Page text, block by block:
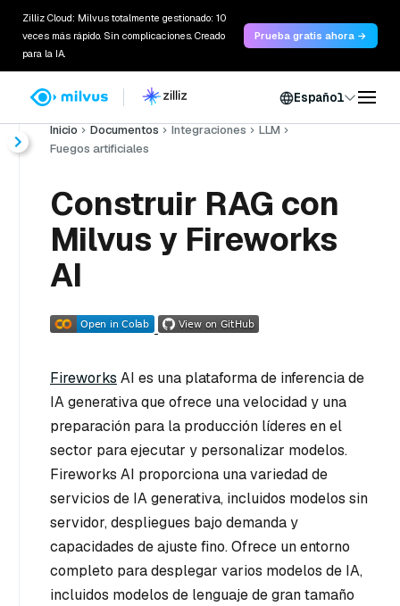
Zilliz Cloud: Milvus totalmente gestionado: 10
veces más rápido. Sin complicaciones. Creado
para la IA.
Prueba gratis ahora →
Español
Inicio Documentos Integraciones
LLM
Fuegos artificiales
Construir RAG con
Milvus y Fireworks
AI
Fireworks AI es una plataforma de inferencia de
IA generativa que ofrece una velocidad y una
preparación para la producción líderes en el
sector para ejecutar y personalizar modelos.
Fireworks AI proporciona una variedad de
servicios de IA generativa, incluidos modelos sin
servidor, despliegues bajo demanda y
capacidades de ajuste fino. Ofrece un entorno
completo para desplegar varios modelos de IA,
incluidos modelos de lenguaje de gran tamaño